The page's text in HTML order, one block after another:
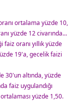
ortalama yüzde 10,
yüzde 12 civarında...
oranı yıllık yüzde
19'a, gecelik faizi
30'un altında, yüzde
faiz uygulandığı
yüzde 1,50.